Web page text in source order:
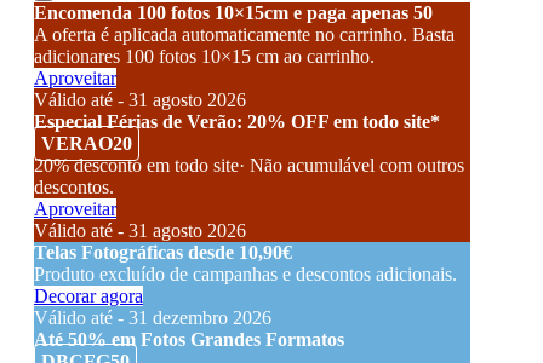
Encomenda 100 fotos 10×15cm e paga apenas 50
A oferta é aplicada automaticamente no carrinho. Basta
adicionares 100 fotos 10×15 cm ao carrinho.
Aproveitar
Válido até - 31 agosto 2026
Especial Férias de Verão: 20% OFF em todo site*
VERAO20
20% desconto em todo site· Não acumulável com outros
descontos.
Aproveitar
Válido até - 31 agosto 2026
Telas Fotográficas desde 10,90€
Produto excluído de campanhas e descontos adicionais.
Decorar agora
Válido até - 31 dezembro 2026
Até 50% em Fotos Grandes Formatos